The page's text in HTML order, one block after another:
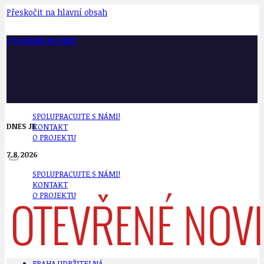
Přeskočit na hlavní obsah
OTEVŘENÉ NOVINY
SPOLUPRACUJTE S NÁMI!
KONTAKT
O PROJEKTU
SPOLUPRACUJTE S NÁMI!
KONTAKT
O PROJEKTU
DNES JE
7.8.2026